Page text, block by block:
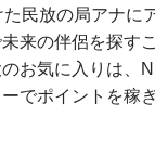
民放の局アナに
来の伴侶を探す
お気に入りは、
でポイントを稼